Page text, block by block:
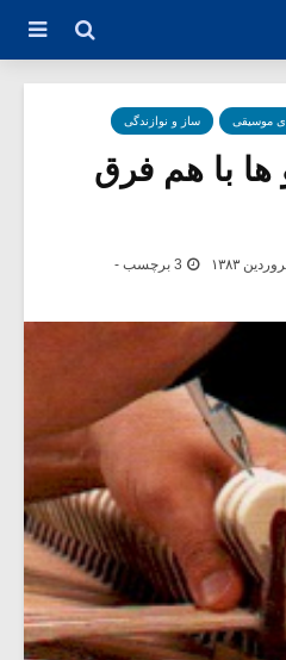
موسیقی ساز و نوازندگی
ها با هم فرق
3 برچسب -